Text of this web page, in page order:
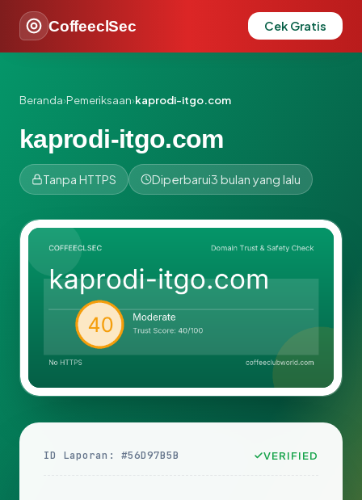
CoffeeclSec Cek Gratis
Beranda›Pemeriksaan›kaprodi-itgo.com
kaprodi-itgo.com
Tanpa HTTPS Diperbarui3 bulan yang lalu
ID Laporan: #56D97B5B VERIFIED